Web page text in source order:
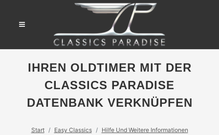
IHREN OLDTIMER MIT DER
CLASSICS PARADISE
DATENBANK VERKNÜPFEN
Start Easy Classics
Hilfe Und Weitere Informationen